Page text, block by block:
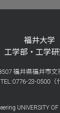
福井大学
工学部・工学
福井県福井市
TEL:0776-23-0500（
UNIVERSITY